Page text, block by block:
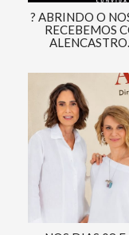
? ABRINDO O
RECEBEMOS